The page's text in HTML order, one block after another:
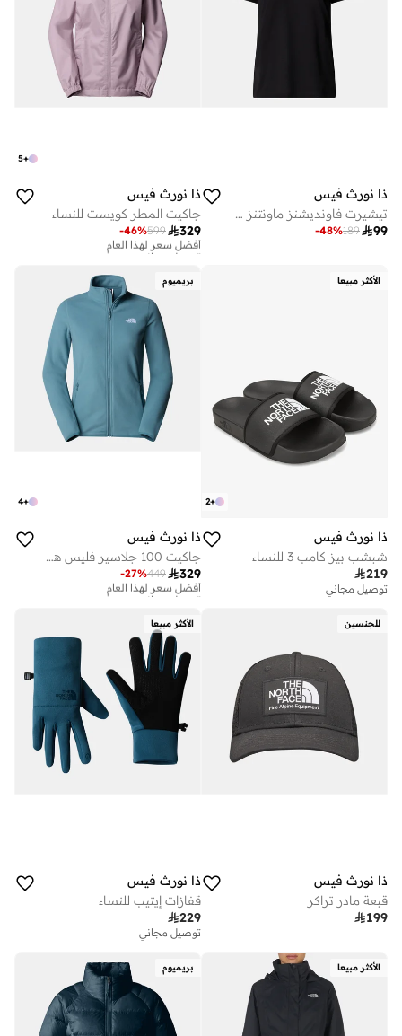
ذا نورث فيس
تيشيرت فاونديشنز ماونتنز فيسيز للنساء
99
189
-48%
+
5
ذا نورث فيس
جاكيت المطر كويست للنساء
329
599
-46%
أفضل سعر لهذا العام
توصيل مجاني
الأكثر مبيعا
+
2
ذا نورث فيس
شبشب بيز كامب 3 للنساء
219
توصيل مجاني
بريميوم
+
4
ذا نورث فيس
جاكيت 100 جلاسير فليس هايكينج للنساء
329
449
-27%
أفضل سعر لهذا العام
توصيل مجاني
توصيل مجاني
للجنسين
ذا نورث فيس
قبعة مادر تراكر
199
الأكثر مبيعا
ذا نورث فيس
قفازات إيتيب للنساء
229
توصيل مجاني
الأكثر مبيعا بريميوم